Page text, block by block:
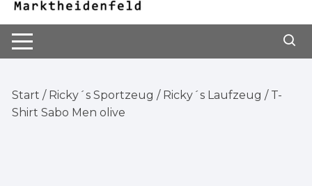
Start / Ricky´s Sportzeug / Ricky´s Laufzeug / T-
Shirt Sabo Men olive